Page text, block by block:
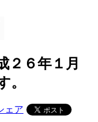
２６年１月
。